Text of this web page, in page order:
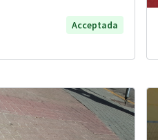
Acceptada